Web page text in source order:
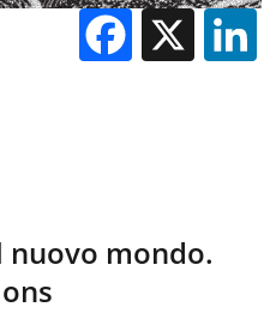
X
nuovo mondo.